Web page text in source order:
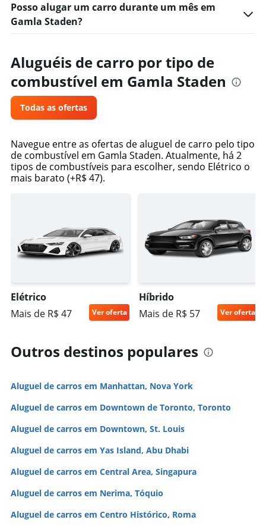
Posso alugar um carro durante um mês em
Gamla Staden?
Aluguéis de carro por tipo de
combustível em Gamla Staden
Todas as ofertas
Navegue entre as ofertas de aluguel de carro pelo tipo
de combustível em Gamla Staden. Atualmente, há 2
tipos de combustíveis para escolher, sendo Elétrico o
mais barato (+R$ 47).
Elétrico
Mais de R$ 47
Ver oferta
Híbrido
Mais de R$ 57
Ver oferta
Outros destinos populares
Aluguel de carros em Manhattan, Nova York
Aluguel de carros em Downtown de Toronto, Toronto
Aluguel de carros em Downtown, St. Louis
Aluguel de carros em Yas Island, Abu Dhabi
Aluguel de carros em Central Area, Singapura
Aluguel de carros em Nerima, Tóquio
Aluguel de carros em Centro Histórico, Roma